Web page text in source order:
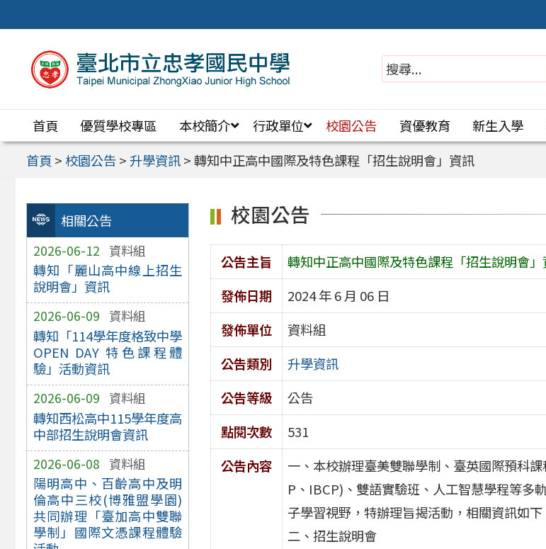
至
區
搜
首頁 優質學校專區 本校簡介 行政單位 校園公告 資優教育 新生入學
首頁 > 校園公告>升學資訊>轉知中正高中國際及特色課程「招生說明會」資訊
相關公告
2026-06-12 資料組
轉知「麗山高中線上招生
說明會」資訊
2026-06-09 資料組
轉知「114學年度格致中學
OPEN DAY 特色課程體
驗」活動資訊
2026-06-09 資料組
轉知西松高中115學年度高
中部招生說明會資訊
2026-06-08 資料組
陽明高中、百齡高中及明
倫高中三校(博雅盟學園)
共同辦理「臺加高中雙聯
學制」國際文憑課程體驗
校園公告
公告主旨
轉知中正高中國際及特色課程「招生說明會
發佈日期
2024 年 6 月 06 日
發佈單位
資料組
公告類別
升學資訊
公告等級
公告
點閱次數
531
公告內容
一、本校辦理臺美雙聯學制、臺英國際預科
P、IBCP)、雙語實驗班、人工智慧學程等多
子學習視野，特辦理旨揭活動，相關資訊如下
二、招生說明會